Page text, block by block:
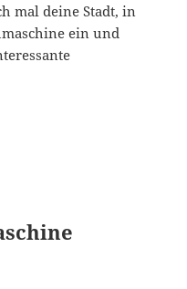
mal deine Stadt, in
ein und